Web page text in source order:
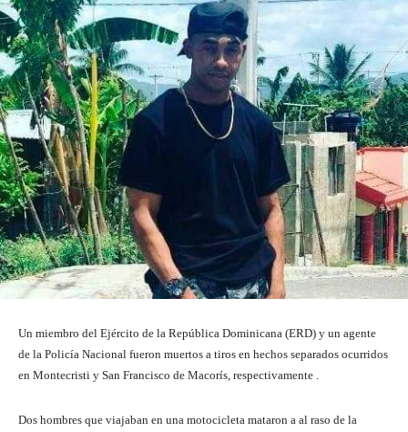
Un miembro del Ejército de la República Dominicana (ERD) y un agente
de la Policía Nacional fueron muertos a tiros en hechos separados ocurridos
en Montecristi y San Francisco de Macorís, respectivamente .
Dos hombres que viajaban en una motocicleta mataron a al raso de la